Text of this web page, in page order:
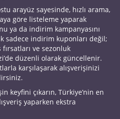
arayüz sayesinde, hızlı arama,
göre listeleme yaparak
ya da indirim kampanyasını
sadece indirim kuponları değil;
ve sezonluk
düzenli olarak güncellenir.
karşılaşarak alışverişinizi
keyfini çıkarın, Türkiye’nin en
yaparken ekstra